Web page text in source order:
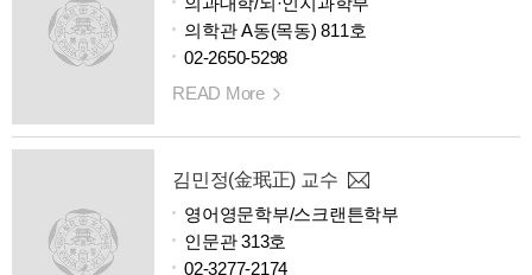
의학관 A동(목동) 811호
02-2650-5298
READ More
김민정(金珉正) 교수
영어영문학부/스크랜튼학부
인문관 313호
02-3277-2174